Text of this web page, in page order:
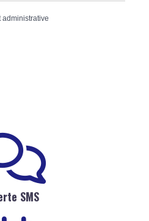
administrative
SMS